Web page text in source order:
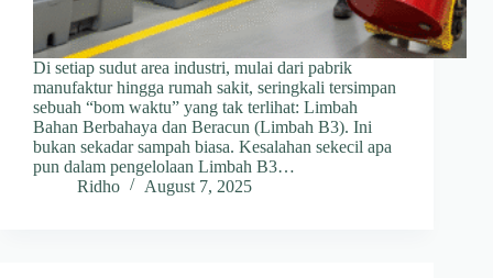
Di setiap sudut area industri, mulai dari pabrik
manufaktur hingga rumah sakit, seringkali tersimpan
sebuah “bom waktu” yang tak terlihat: Limbah
Bahan Berbahaya dan Beracun (Limbah B3). Ini
bukan sekadar sampah biasa. Kesalahan sekecil apa
pun dalam pengelolaan Limbah B3…
Ridho
August 7, 2025